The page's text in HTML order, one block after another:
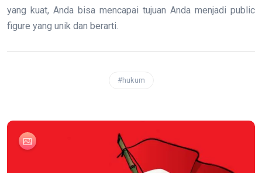
yang kuat, Anda bisa mencapai tujuan Anda menjadi public
figure yang unik dan berarti.
#hukum